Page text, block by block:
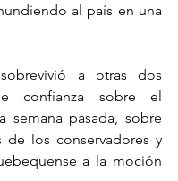
al país en una
a otras dos
confianza sobre el
semana pasada, sobre
de los conservadores y
a la moción